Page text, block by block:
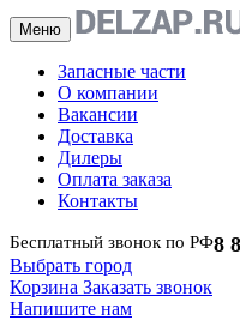
Меню
Запасные части
О компании
Вакансии
Доставка
Дилеры
Оплата заказа
Контакты
Бесплатный звонок по РФ8
Выбрать город
Корзина Заказать звонок
Напишите нам